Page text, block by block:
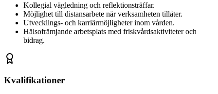
Kollegial vägledning och reflektionsträffar.
Möjlighet till distansarbete när verksamheten tillåter.
Utvecklings- och karriärmöjligheter inom vården.
Hälsofrämjande arbetsplats med friskvårdsaktiviteter och
bidrag.
Kvalifikationer